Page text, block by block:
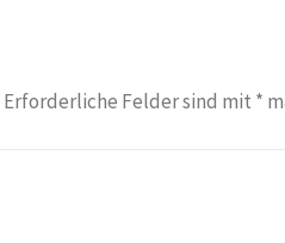
Erforderliche Felder sind mit *